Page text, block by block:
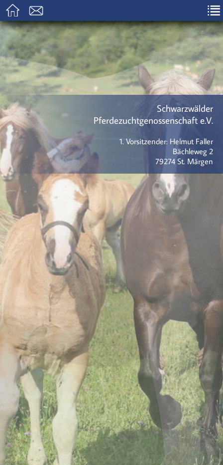
Schwarzwälder
Pferdezuchtgenossenschaft e.V.
1. Vorsitzender: Helmut Faller
Bächleweg 2
79274 St. Märgen